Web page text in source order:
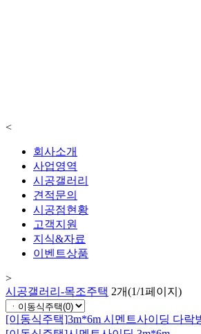
<
회사소개
사업영역
시공갤러리
견적문의
시공점현황
고객지원
지식&자료
이벤트상품
>
시공갤러리-목조주택 2개(1/1페이지)
[이동식주택]3m*6m 시멘트사이딩 다락